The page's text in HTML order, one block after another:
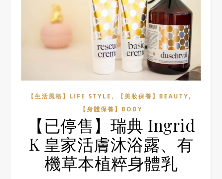
【生活風格】LIFE STYLE , 【美妝保養】BEAUTY,
【身體保養】BODY
【已停售】瑞典 Ingrid
K 皇家活膚沐浴露、有
機草本植粹身體乳